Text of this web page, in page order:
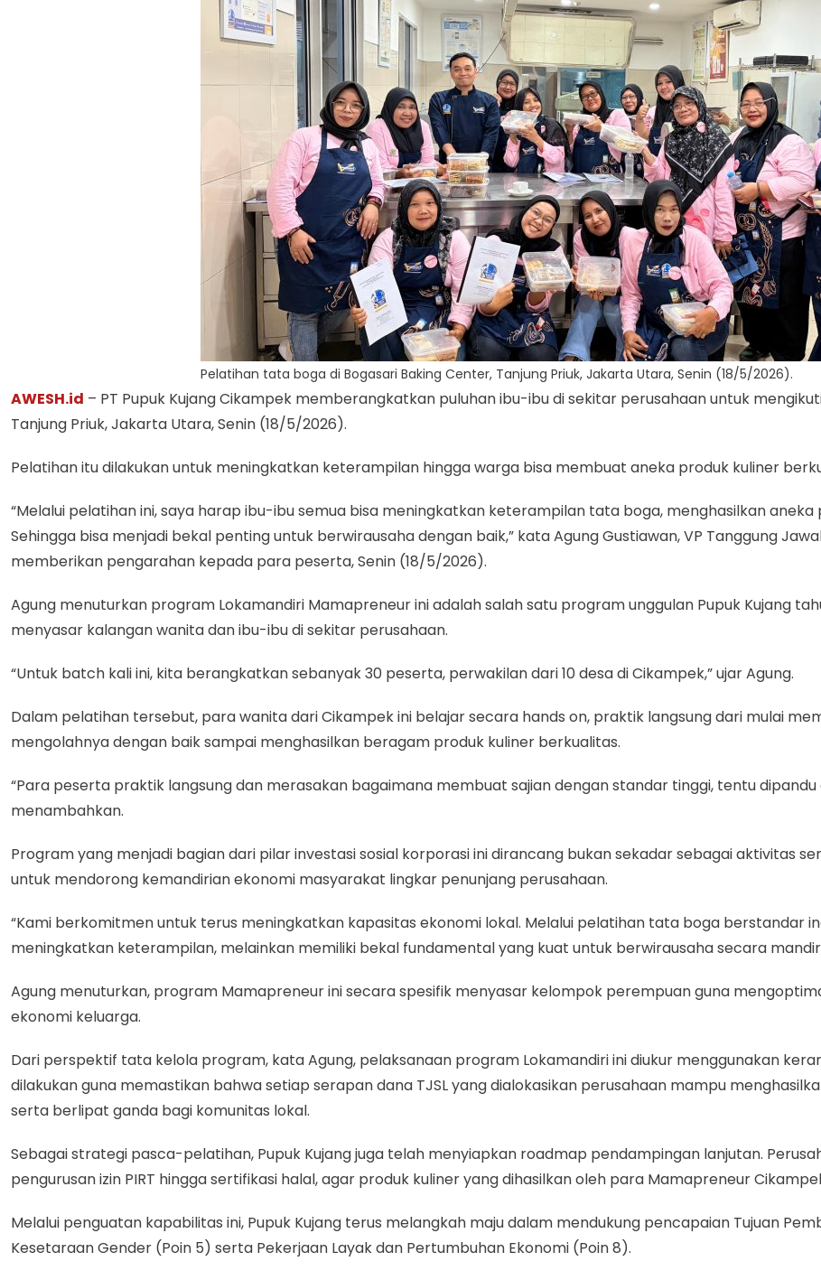
Pelatihan tata boga di Bogasari Baking Center, Tanjung Priuk, Jakarta Utara, Senin (18/5/2026).
AWESH.id – PT Pupuk Kujang Cikampek memberangkatkan puluhan ibu-ibu di sekitar perusahaan untuk
Tanjung Priuk, Jakarta Utara, Senin (18/5/2026).
Pelatihan itu dilakukan untuk meningkatkan keterampilan hingga warga bisa membuat aneka produk kuliner
“Melalui pelatihan ini, saya harap ibu-ibu semua bisa meningkatkan keterampilan tata boga, menghasilkan
Sehingga bisa menjadi bekal penting untuk berwirausaha dengan baik,” kata Agung Gustiawan, VP Tanggung
memberikan pengarahan kepada para peserta, Senin (18/5/2026).
Agung menuturkan program Lokamandiri Mamapreneur ini adalah salah satu program unggulan Pupuk Kujang
menyasar kalangan wanita dan ibu-ibu di sekitar perusahaan.
“Untuk batch kali ini, kita berangkatkan sebanyak 30 peserta, perwakilan dari 10 desa di Cikampek,” ujar Agung.
Dalam pelatihan tersebut, para wanita dari Cikampek ini belajar secara hands on, praktik langsung dari mulai
mengolahnya dengan baik sampai menghasilkan beragam produk kuliner berkualitas.
“Para peserta praktik langsung dan merasakan bagaimana membuat sajian dengan standar tinggi, tentu
menambahkan.
Program yang menjadi bagian dari pilar investasi sosial korporasi ini dirancang bukan sekadar sebagai aktivitas
untuk mendorong kemandirian ekonomi masyarakat lingkar penunjang perusahaan.
“Kami berkomitmen untuk terus meningkatkan kapasitas ekonomi lokal. Melalui pelatihan tata boga berstandar
meningkatkan keterampilan, melainkan memiliki bekal fundamental yang kuat untuk berwirausaha secara
Agung menuturkan, program Mamapreneur ini secara spesifik menyasar kelompok perempuan guna
ekonomi keluarga.
Dari perspektif tata kelola program, kata Agung, pelaksanaan program Lokamandiri ini diukur menggunakan
dilakukan guna memastikan bahwa setiap serapan dana TJSL yang dialokasikan perusahaan mampu
serta berlipat ganda bagi komunitas lokal.
Sebagai strategi pasca-pelatihan, Pupuk Kujang juga telah menyiapkan roadmap pendampingan lanjutan.
pengurusan izin PIRT hingga sertifikasi halal, agar produk kuliner yang dihasilkan oleh para Mamapreneur
Melalui penguatan kapabilitas ini, Pupuk Kujang terus melangkah maju dalam mendukung pencapaian Tujuan
Kesetaraan Gender (Poin 5) serta Pekerjaan Layak dan Pertumbuhan Ekonomi (Poin 8).